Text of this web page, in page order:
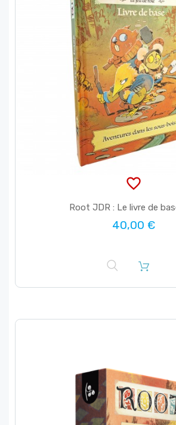
favorite_border
Root JDR : Le livre de
40,00 €